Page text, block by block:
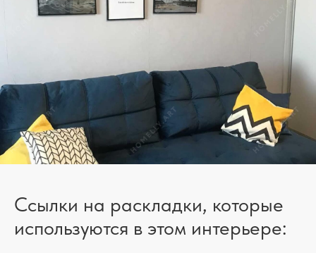
Ссылки на раскладки, которые
используются в этом интерьере: